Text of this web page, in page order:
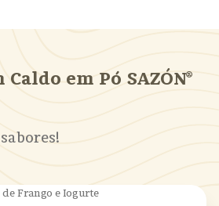
em Pó SAZÓN®